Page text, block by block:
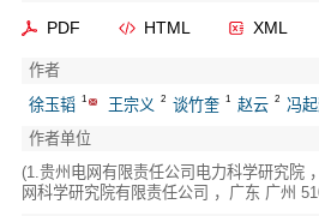
PDF HTML XML
作者
徐玉韬 1 王宗义 2 谈竹奎 1 赵云 2 冯
作者单位
(1.贵州电网有限责任公司电力科学研究院
网科学研究院有限责任公司 ，广东 广州